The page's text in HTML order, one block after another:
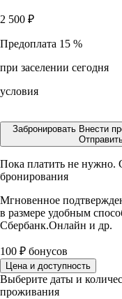
2 500 ₽
Предоплата 15 %
при заселении сегодня
условия
Забронировать Внести
Пока платить не нужно.
бронирования
Мгновенное
в размере удобным
Сбербанк.Онлайн и др.
100 ₽ бонусов
Цена и доступность
Выберите даты и
проживания